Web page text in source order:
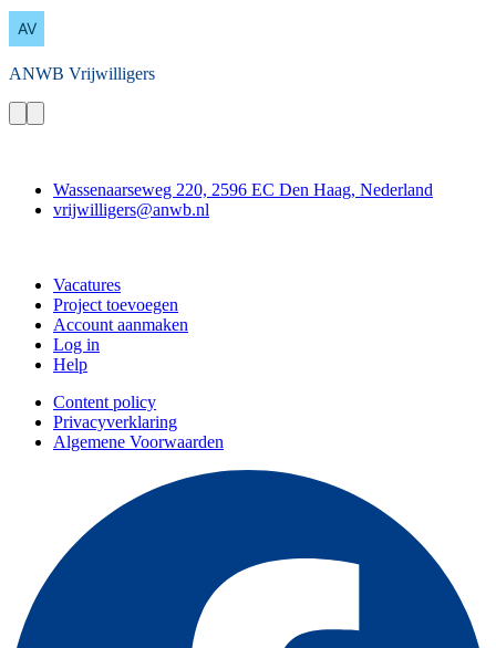
ANWB Vrijwilligers
Wassenaarseweg 220, 2596 EC Den Haag, Nederland
vrijwilligers@anwb.nl
Vacatures
Project toevoegen
Account aanmaken
Log in
Help
Content policy
Privacyverklaring
Algemene Voorwaarden